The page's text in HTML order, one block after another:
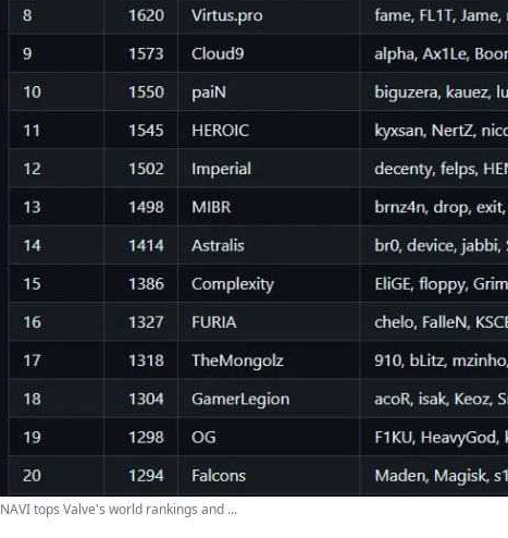
NAVI tops Valve's world rankings and ...